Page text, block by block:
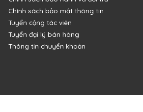
Chính sách bảo mật thông tin
Tuyển cộng tác viên
Tuyển đại lý bán hàng
Thông tin chuyển khoản